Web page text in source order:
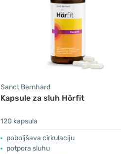
Sanct Bernhard
Kapsule za sluh Hörfit
120 kapsula
poboljšava cirkulaciju
potpora sluhu